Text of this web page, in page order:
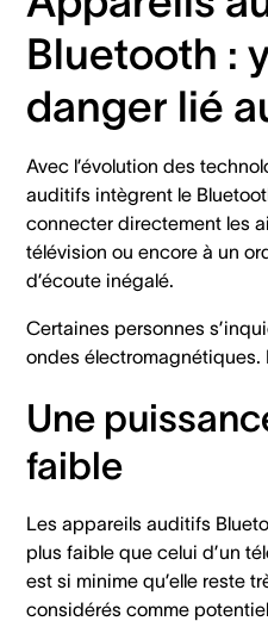
Bluetooth :
danger lié
Avec l’évolution des
auditifs intègrent le
connecter directement les
télévision ou encore à un
d’écoute inégalé.
Certaines personnes
ondes
Une
faible
Les appareils auditifs
plus faible que celui d’un
est si minime qu’elle reste
considérés comme